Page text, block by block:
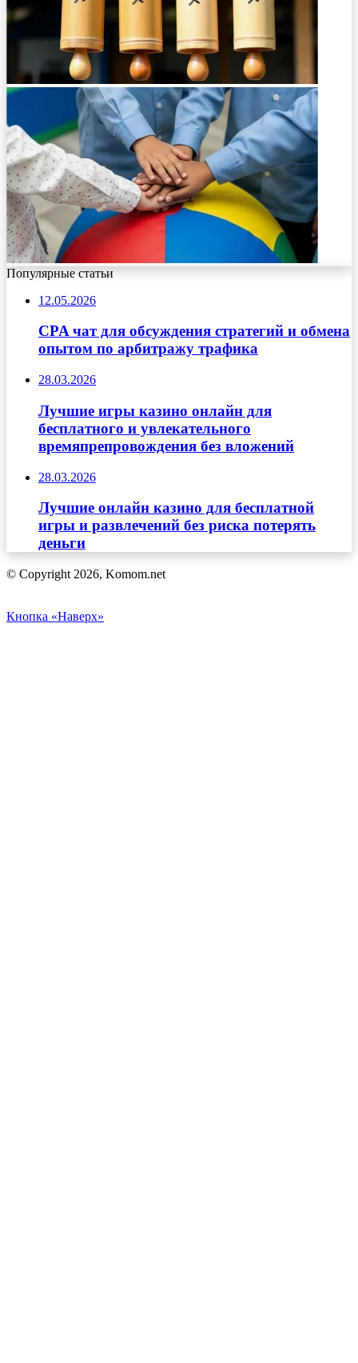
Популярные статьи
12.05.2026
CPA чат для обсуждения стратегий и обмена
опытом по арбитражу трафика
28.03.2026
Лучшие игры казино онлайн для
бесплатного и увлекательного
времяпрепровождения без вложений
28.03.2026
Лучшие онлайн казино для бесплатной
игры и развлечений без риска потерять
деньги
© Copyright 2026, Komom.net
Кнопка «Наверх»